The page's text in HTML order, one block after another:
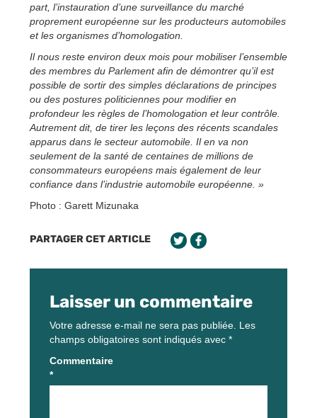
part, l’instauration d’une surveillance du marché
proprement européenne sur les producteurs automobiles
et les organismes d’homologation.
Il nous reste environ deux mois pour mobiliser l’ensemble
des membres du Parlement afin de démontrer qu’il est
possible de sortir des simples déclarations de principes
ou des postures politiciennes pour modifier en
profondeur les règles de l’homologation et leur contrôle.
Autrement dit, de tirer les leçons des récents scandales
apparus dans le secteur automobile. Il en va non
seulement de la santé de centaines de millions de
consommateurs européens mais également de leur
confiance dans l’industrie automobile européenne. »
Photo : Garett Mizunaka
PARTAGER CET ARTICLE
Laisser un commentaire
Votre adresse e-mail ne sera pas publiée. Les
champs obligatoires sont indiqués avec *
Commentaire
*